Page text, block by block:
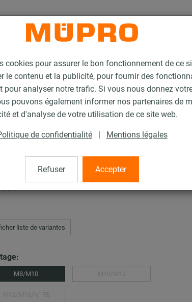
cookies pour assurer le bon fonctionnement de ce
le contenu et la publicité, pour fournir des
pour analyser notre trafic. Si vous nous donnez
pouvons également informer nos partenaires de
et d'analyse de votre utilisation de ce site web.
de confidentialité | Mentions légales
Refuser Accepter
304
liste de variantes
M8/M10